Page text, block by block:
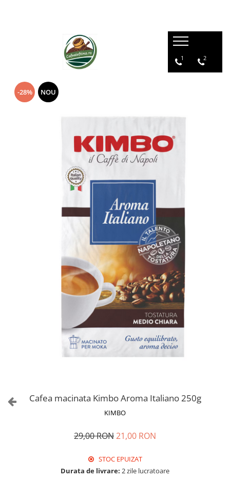
1 2
-28% NOU
Cafea macinata Kimbo Aroma Italiano 250g
KIMBO
29,00 RON21,00 RON
STOC EPUIZAT
Durata de livrare: 2 zile lucratoare